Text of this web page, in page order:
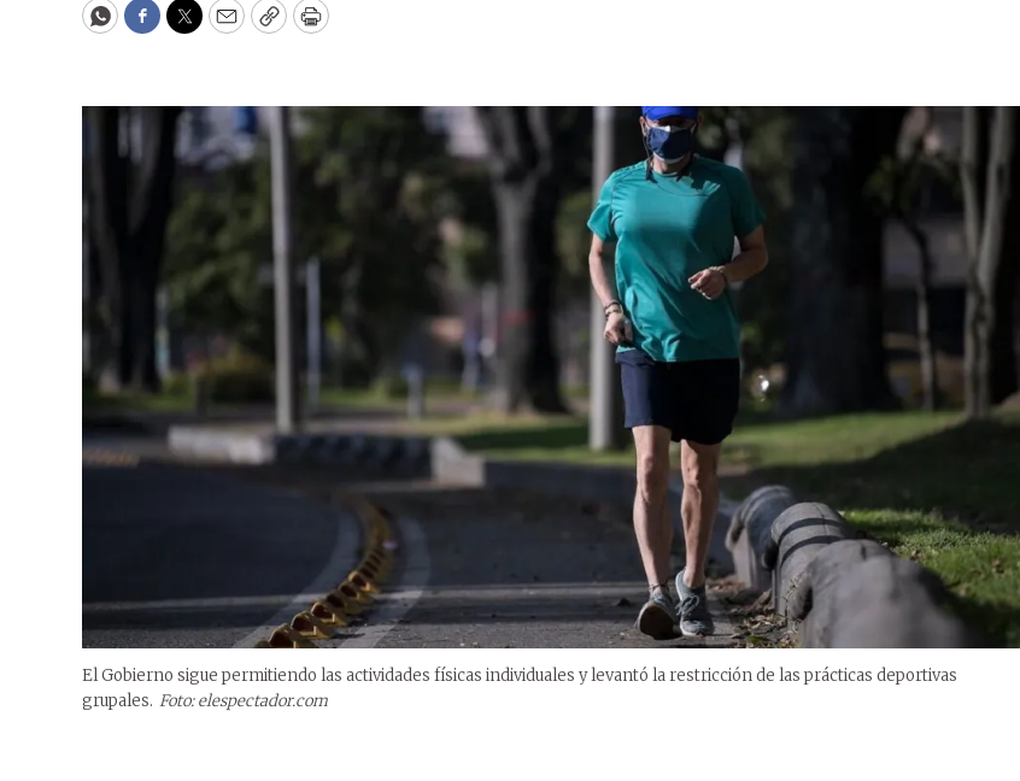
WhatsApp
Facebook
Twitter
EmailCopyPrint
El Gobierno sigue permitiendo las actividades físicas individuales y levantó la restricción de las prácticas deportivas
grupales. Foto: elespectador.com